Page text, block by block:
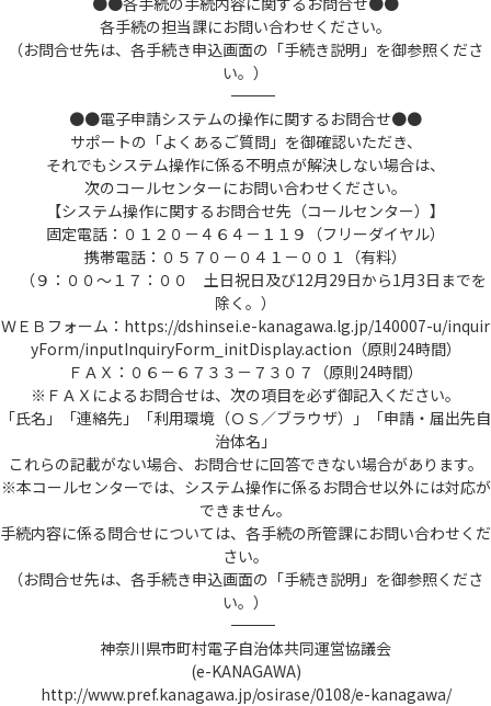
各手続の担当課にお問い合わせください。
（お問合せ先は、各手続き申込画面の「手続き説明」を御参照くださ
い。）
――――――――――――――――――――――――――――――――――――――――――――――――――
●●電子申請システムの操作に関するお問合せ●●
サポートの「よくあるご質問」を御確認いただき、
それでもシステム操作に係る不明点が解決しない場合は、
次のコールセンターにお問い合わせください。
【システム操作に関するお問合せ先（コールセンター）】
固定電話：０１２０－４６４－１１９（フリーダイヤル）
携帯電話：０５７０－０４１－００１（有料）
（９：００～１７：００ 土日祝日及び12月29日から1月3日までを
除く。）
ＷＥＢフォーム：https://dshinsei.e-kanagawa.lg.jp/140007-u/inquir
yForm/inputInquiryForm_initDisplay.action（原則24時間）
ＦＡＸ：０６－６７３３－７３０７（原則24時間）
※ＦＡＸによるお問合せは、次の項目を必ず御記入ください。
「氏名」「連絡先」「利用環境（ＯＳ／ブラウザ）」「申請・届出先自
治体名」
これらの記載がない場合、お問合せに回答できない場合があります。
※本コールセンターでは、システム操作に係るお問合せ以外には対応が
できません。
手続内容に係る問合せについては、各手続の所管課にお問い合わせくだ
さい。
（お問合せ先は、各手続き申込画面の「手続き説明」を御参照くださ
い。）
――――――――――――――――――――――――――――――――――――――――――――――――――
神奈川県市町村電子自治体共同運営協議会
(e-KANAGAWA)
http://www.pref.kanagawa.jp/osirase/0108/e-kanagawa/